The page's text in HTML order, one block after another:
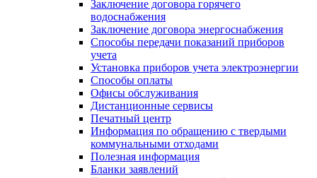
Заключение договора горячего
водоснабжения
Заключение договора энергоснабжения
Способы передачи показаний приборов
учета
Установка приборов учета электроэнергии
Способы оплаты
Офисы обслуживания
Дистанционные сервисы
Печатный центр
Информация по обращению с твердыми
коммунальными отходами
Полезная информация
Бланки заявлений